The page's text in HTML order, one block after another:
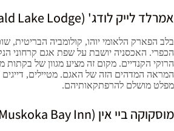
אמרלד לייק לודג' (Lake Lodge
בלב הפארק הלאומי יוהו, קולומביה הבריטית,
הכפרי. האכסניה יושבת על שפת אגם קרחוני
הרוקי הקנדיים. מקום זה מציע מגוון של בקתות
המראה המדהים הזה של האגם. מטיילים, דייגים
מפלט מושלם להרפתקאותיהם.
מוסקוקה ביי אין (Muskoka Bay Inn)